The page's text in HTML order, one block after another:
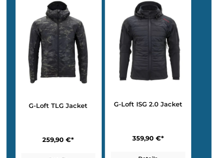
Klettverschluss für Abzeichen.
Mit einem internen, einstellbaren Kordelzug am Saum und einem
mitgelieferten Packsack für die kompakte Aufbewahrung ist
Jacke äußerst anpassbar und praktisch. Mit einem
Gewicht von
810 Gramm (Größe M) ist sie leicht und kompakt, bereit für
in der Natur.
Die Jacken in Multicam Black